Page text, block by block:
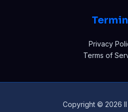
Privacy
Terms of
Copyright © 2026 Il